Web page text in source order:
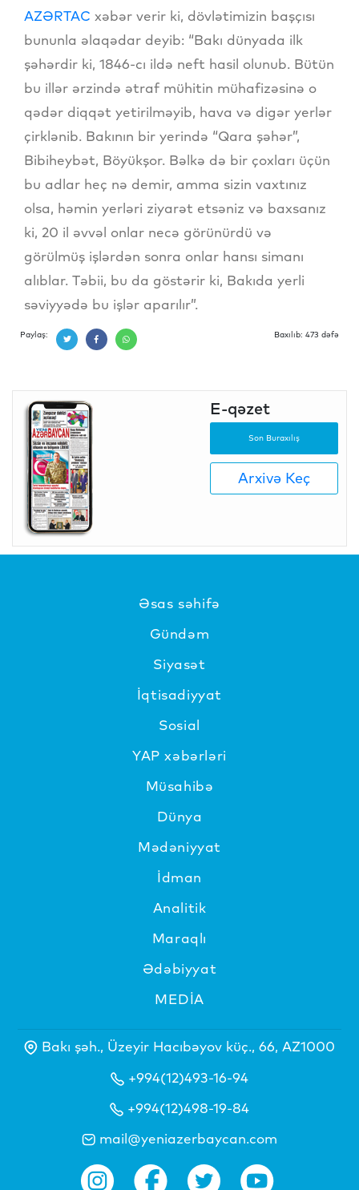
AZƏRTAC xəbər verir ki, dövlətimizin başçısı
bununla əlaqədar deyib: “Bakı dünyada ilk
şəhərdir ki, 1846-cı ildə neft hasil olunub. Bütün
bu illər ərzində ətraf mühitin mühafizəsinə o
qədər diqqət yetirilməyib, hava və digər yerlər
çirklənib. Bakının bir yerində “Qara şəhər”,
Bibiheybət, Böyükşor. Bəlkə də bir çoxları üçün
bu adlar heç nə demir, amma sizin vaxtınız
olsa, həmin yerləri ziyarət etsəniz və baxsanız
ki, 20 il əvvəl onlar necə görünürdü və
görülmüş işlərdən sonra onlar hansı simanı
alıblar. Təbii, bu da göstərir ki, Bakıda yerli
səviyyədə bu işlər aparılır”.
Paylaş: Baxılıb: 473 dəfə
E-qəzet
Son Buraxılış
Arxivə Keç
Əsas səhifə
Gündəm
Siyasət
İqtisadiyyat
Sosial
YAP xəbərləri
Müsahibə
Dünya
Mədəniyyat
İdman
Analitik
Maraqlı
Ədəbiyyat
MEDİA
Bakı şəh., Üzeyir Hacıbəyov küç., 66, AZ1000
+994(12)493-16-94
+994(12)498-19-84
mail@yeniazerbaycan.com